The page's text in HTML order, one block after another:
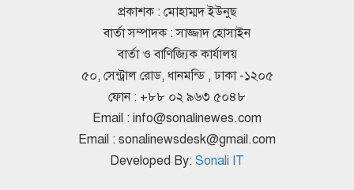
সাকিবের দেশে ফেরার কোনো সুযোগ নেই:
ক্রীড়া প্রতিমন্ত্রী
মন্ত্রী রিতা ও হুইপ দুলুর পথসভায় গুলির চেষ্টা,
অস্ত্রসহ যুবক আটক
প্রকাশক : মোহাম্মদ ইউনুছ
বার্তা সম্পাদক : সাজ্জাদ হোসাইন
বার্তা ও বাণিজ্যিক কার্যালয়
৫০, সেন্ট্রাল রোড, ধানমন্ডি , ঢাকা -১২০৫
ফোন : +৮৮ ০২ ৯৬৩ ৫০৪৮
Email : info@sonalinewes.com
Email : sonalinewsdesk@gmail.com
Developed By: Sonali IT